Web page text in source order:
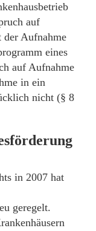
auf
der Aufnahme
eines
auf Aufnahme
in ein
nicht (§ 8
in 2007 hat
geregelt.